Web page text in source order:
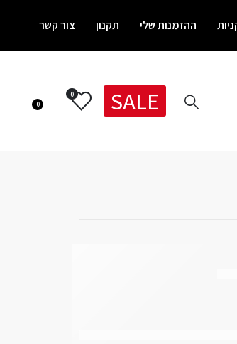
ההזמנות שלי תקנון צור קשר
SALE
0
0